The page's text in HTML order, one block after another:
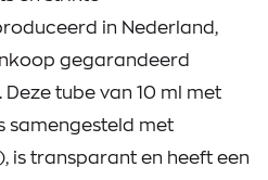
in Nederland,
gegarandeerd
tube van 10 ml met
samengesteld met
is transparant en heeft een